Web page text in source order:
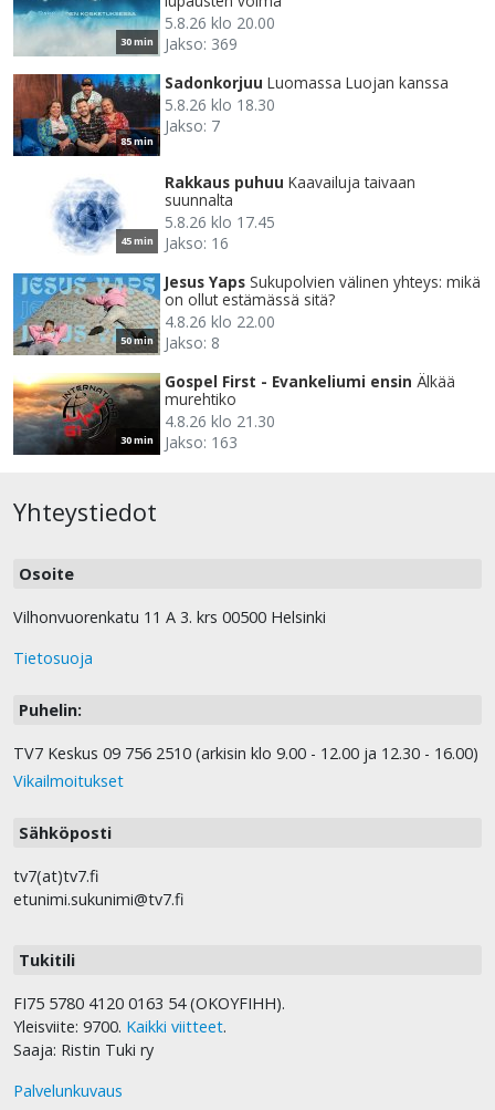
30 min
5.8.26 klo 20.00
Jakso: 369
85 min
Sadonkorjuu Luomassa Luojan kanssa
5.8.26 klo 18.30
Jakso: 7
45 min
Rakkaus puhuu Kaavailuja taivaan
suunnalta
5.8.26 klo 17.45
Jakso: 16
50 min
Jesus Yaps Sukupolvien välinen yhteys: mikä
on ollut estämässä sitä?
4.8.26 klo 22.00
Jakso: 8
30 min
Gospel First - Evankeliumi ensin Älkää
murehtiko
4.8.26 klo 21.30
Jakso: 163
Yhteystiedot
Osoite
Vilhonvuorenkatu 11 A 3. krs 00500 Helsinki
Tietosuoja
Puhelin:
TV7 Keskus 09 756 2510 (arkisin klo 9.00 - 12.00 ja 12.30 - 16.00)
Vikailmoitukset
Sähköposti
tv7(at)tv7.fi
etunimi.sukunimi@tv7.fi
Tukitili
FI75 5780 4120 0163 54 (OKOYFIHH).
Yleisviite: 9700. Kaikki viitteet.
Saaja: Ristin Tuki ry
Palvelunkuvaus